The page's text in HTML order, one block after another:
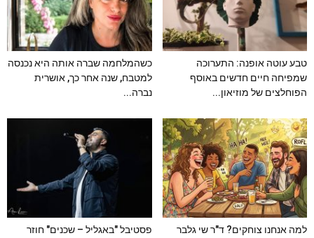
טבע עוטה אופנה: התערוכה
שמפיחה חיים חדשים באוסף
הפוחלצים של מוזיאון...
כשהמלחמה שברה אותה היא נכנסה
למטבח, שנה אחר כך, אושרית
נברה...
למה אנחנו צוחקים? ד"ר שי גלבר
פסטיבל "באגליל – שכנים" חוזר